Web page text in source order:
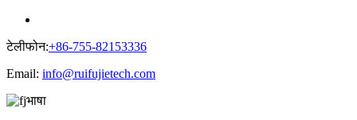
टेलीफोन:+86-755-82153336
Email: info@ruifujietech.com
भाषा